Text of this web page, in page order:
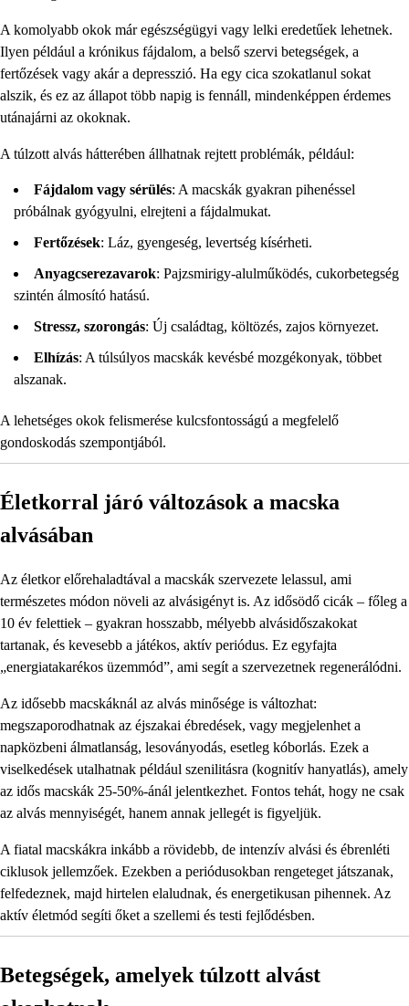
A komolyabb okok már egészségügyi vagy lelki eredetűek lehetnek.
Ilyen például a krónikus fájdalom, a belső szervi betegségek, a
fertőzések vagy akár a depresszió. Ha egy cica szokatlanul sokat
alszik, és ez az állapot több napig is fennáll, mindenképpen érdemes
utánajárni az okoknak.
A túlzott alvás hátterében állhatnak rejtett problémák, például:
Fájdalom vagy sérülés: A macskák gyakran pihenéssel
próbálnak gyógyulni, elrejteni a fájdalmukat.
Fertőzések: Láz, gyengeség, levertség kísérheti.
Anyagcserezavarok: Pajzsmirigy-alulműködés, cukorbetegség
szintén álmosító hatású.
Stressz, szorongás: Új családtag, költözés, zajos környezet.
Elhízás: A túlsúlyos macskák kevésbé mozgékonyak, többet
alszanak.
A lehetséges okok felismerése kulcsfontosságú a megfelelő
gondoskodás szempontjából.
Életkorral járó változások a macska
alvásában
Az életkor előrehaladtával a macskák szervezete lelassul, ami
természetes módon növeli az alvásigényt is. Az idősödő cicák – főleg a
10 év felettiek – gyakran hosszabb, mélyebb alvásidőszakokat
tartanak, és kevesebb a játékos, aktív periódus. Ez egyfajta
„energiatakarékos üzemmód”, ami segít a szervezetnek regenerálódni.
Az idősebb macskáknál az alvás minősége is változhat:
megszaporodhatnak az éjszakai ébredések, vagy megjelenhet a
napközbeni álmatlanság, lesoványodás, esetleg kóborlás. Ezek a
viselkedések utalhatnak például szenilitásra (kognitív hanyatlás), amely
az idős macskák 25-50%-ánál jelentkezhet. Fontos tehát, hogy ne csak
az alvás mennyiségét, hanem annak jellegét is figyeljük.
A fiatal macskákra inkább a rövidebb, de intenzív alvási és ébrenléti
ciklusok jellemzőek. Ezekben a periódusokban rengeteget játszanak,
felfedeznek, majd hirtelen elaludnak, és energetikusan pihennek. Az
aktív életmód segíti őket a szellemi és testi fejlődésben.
Betegségek, amelyek túlzott alvást